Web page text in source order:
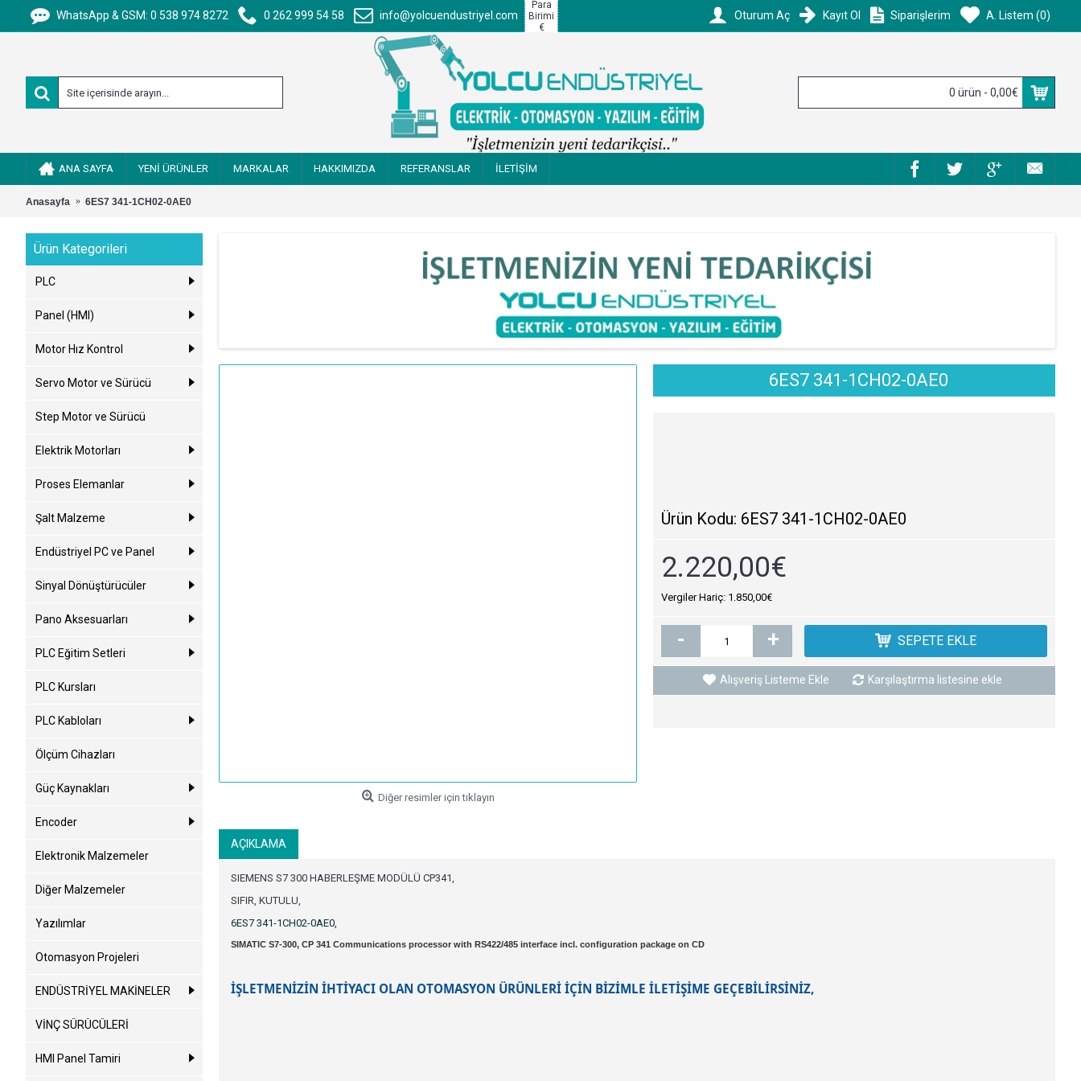
WhatsApp & GSM: 0 538 974 8272 0 262 999 54 58 info@yolcuendustriyel.com
Para
Birimi
€
Oturum Aç Kayıt Ol Siparişlerim A. Listem (0)
0 ürün - 0,00€
ANA SAYFA YENİ ÜRÜNLER MARKALAR HAKKIMIZDA REFERANSLAR İLETİŞİM
Anasayfa 6ES7 341-1CH02-0AE0
Ürün Kategorileri
PLC
Panel (HMI)
Motor Hız Kontrol
Servo Motor ve Sürücü
Step Motor ve Sürücü
Elektrik Motorları
Proses Elemanlar
Şalt Malzeme
Endüstriyel PC ve Panel
Sinyal Dönüştürücüler
Pano Aksesuarları
PLC Eğitim Setleri
PLC Kursları
PLC Kabloları
Ölçüm Cihazları
Güç Kaynakları
Encoder
Elektronik Malzemeler
Diğer Malzemeler
Yazılımlar
Otomasyon Projeleri
ENDÜSTRİYEL MAKİNELER
VİNÇ SÜRÜCÜLERİ
HMI Panel Tamiri
Diğer resimler için tıklayın
6ES7 341-1CH02-0AE0
Ürün Kodu: 6ES7 341-1CH02-0AE0
2.220,00€
Vergiler Hariç: 1.850,00€
- + SEPETE EKLE
Alışveriş Listeme Ekle Karşılaştırma listesine ekle
AÇIKLAMA
SIEMENS S7 300 HABERLEŞME MODÜLÜ CP341,
SIFIR, KUTULU,
6ES7 341-1CH02-0AE0,
SIMATIC S7-300, CP 341 Communications processor with RS422/485 interface incl. configuration package on CD
İŞLETMENİZİN İHTİYACI OLAN OTOMASYON ÜRÜNLERİ İÇİN BİZİMLE İLETİŞİME GEÇEBİLİRSİNİZ,